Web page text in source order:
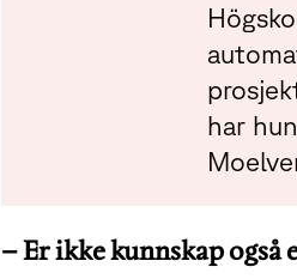
har
– Er ikke kunnskap